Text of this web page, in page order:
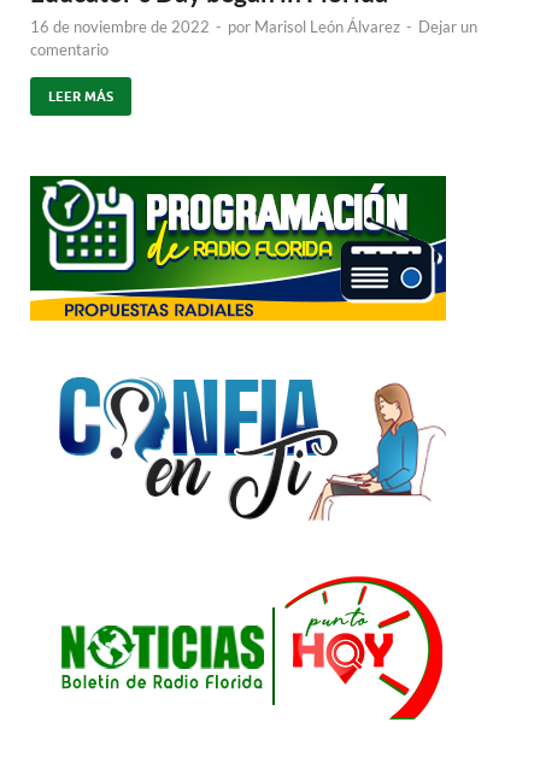
16 de noviembre de 2022 - por Marisol León Álvarez - Dejar un
comentario
LEER MÁS